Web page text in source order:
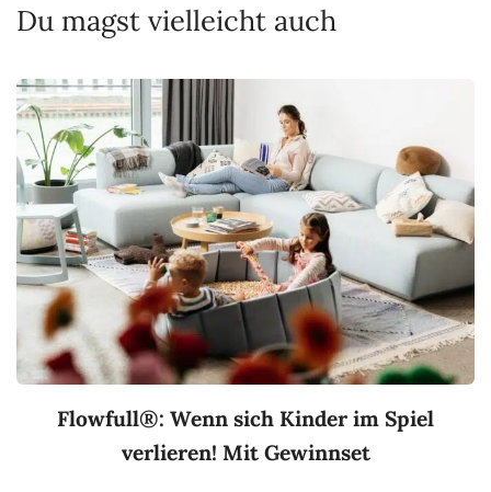
Du magst vielleicht auch
Flowfull®: Wenn sich Kinder im Spiel
verlieren! Mit Gewinnset